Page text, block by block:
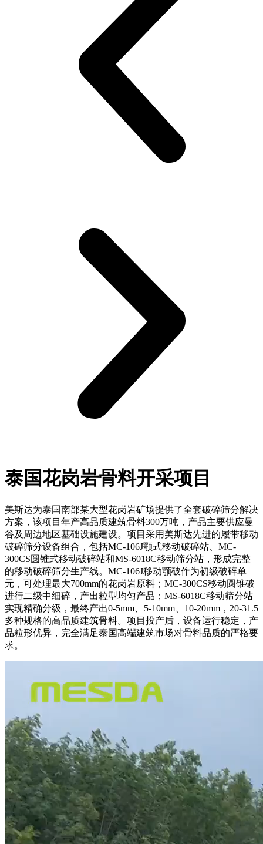
泰国花岗岩骨料开采项目
美斯达为泰国南部某大型花岗岩矿场提供了全套破碎筛分解决
方案，该项目年产高品质建筑骨料300万吨，产品主要供应曼
谷及周边地区基础设施建设。项目采用美斯达先进的履带移动
破碎筛分设备组合，包括MC-106J颚式移动破碎站、MC-
300CS圆锥式移动破碎站和MS-6018C移动筛分站，形成完整
的移动破碎筛分生产线。MC-106J移动颚破作为初级破碎单
元，可处理最大700mm的花岗岩原料；MC-300CS移动圆锥破
进行二级中细碎，产出粒型均匀产品；MS-6018C移动筛分站
实现精确分级，最终产出0-5mm、5-10mm、10-20mm，20-31.5
多种规格的高品质建筑骨料。项目投产后，设备运行稳定，产
品粒形优异，完全满足泰国高端建筑市场对骨料品质的严格要
求。